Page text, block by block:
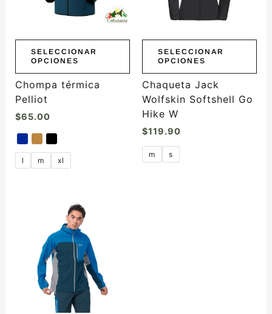
SELECCIONAR
OPCIONES
opciones
elegir
la
página
producto
Chompa térmica
Pelliot
$65.00
l m xl
SELECCIONAR
OPCIONES
opciones
elegir
la
página
de
Chaqueta Jack
Wolfskin Softshell Go
Hike W
$119.90
m s
múltiples
variantes.
opciones